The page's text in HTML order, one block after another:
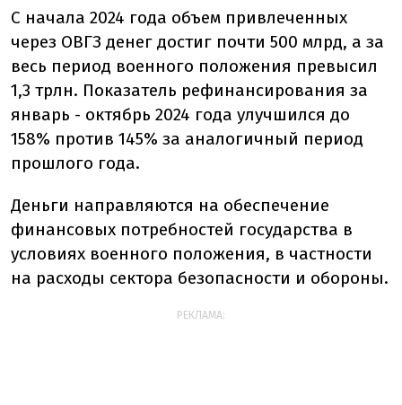
С начала 2024 года объем привлеченных
через ОВГЗ денег достиг почти 500 млрд, а за
весь период военного положения превысил
1,3 трлн. Показатель рефинансирования за
январь - октябрь 2024 года улучшился до
158% против 145% за аналогичный период
прошлого года.
Деньги направляются на обеспечение
финансовых потребностей государства в
условиях военного положения, в частности
на расходы сектора безопасности и обороны.
РЕКЛАМА: